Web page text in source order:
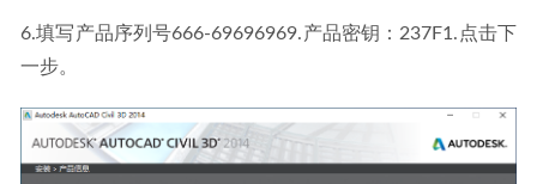
6.填写产品序列号666-69696969.产品密钥：237F1.点击下
一步。